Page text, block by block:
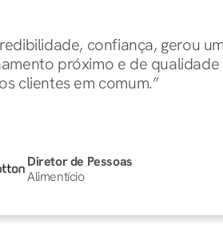
confiança, gerou
próximo e de
clientes em comum.”
Diretor de Pessoas
Alimentício